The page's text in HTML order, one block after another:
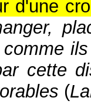
d'une
cette
(